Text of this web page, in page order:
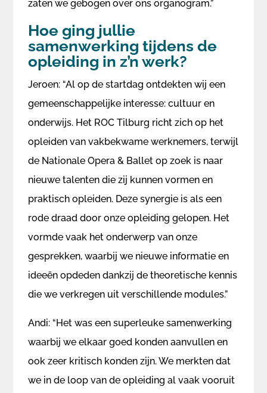
zaten we gebogen over ons organogram.”
Hoe ging jullie
samenwerking tijdens de
opleiding in z’n werk?
Jeroen: “Al op de startdag ontdekten wij een
gemeenschappelijke interesse: cultuur en
onderwijs. Het ROC Tilburg richt zich op het
opleiden van vakbekwame werknemers, terwijl
de Nationale Opera & Ballet op zoek is naar
nieuwe talenten die zij kunnen vormen en
praktisch opleiden. Deze synergie is als een
rode draad door onze opleiding gelopen. Het
vormde vaak het onderwerp van onze
gesprekken, waarbij we nieuwe informatie en
ideeën opdeden dankzij de theoretische kennis
die we verkregen uit verschillende modules.”
Andi: “Het was een superleuke samenwerking
waarbij we elkaar goed konden aanvullen en
ook zeer kritisch konden zijn. We merkten dat
we in de loop van de opleiding al vaak vooruit